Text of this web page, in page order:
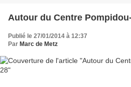
Autour du Centre
Publié le 27/01/2014 à 12:37
Par Marc de Metz